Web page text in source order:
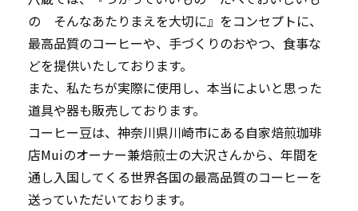
の そんなあたりまえを大切に』をコンセプトに、
最高品質のコーヒーや、手づくりのおやつ、食事な
どを提供いたしております。
また、私たちが実際に使用し、本当によいと思った
道具や器も販売しております。
コーヒー豆は、神奈川県川崎市にある自家焙煎珈琲
店Muiのオーナー兼焙煎士の大沢さんから、年間を
通し入国してくる世界各国の最高品質のコーヒーを
送っていただいております。